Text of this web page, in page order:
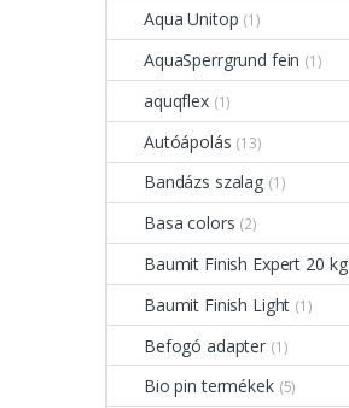
Aqua Unitop (1)
AquaSperrgrund fein (1)
aquqflex (1)
Autóápolás (13)
Bandázs szalag (1)
Basa colors (2)
Baumit Finish Expert 20 kg
Baumit Finish Light (1)
Befogó adapter (1)
Bio pin termékek (5)